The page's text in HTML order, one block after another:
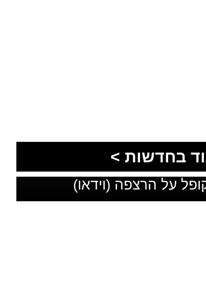
בחדשות >
ברחובות באר שבע:
השתולל בכביש, גמר
על הרצפה (וידאו)